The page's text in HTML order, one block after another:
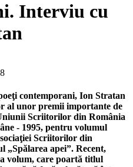
Interviu cu
contemporani, Ion Stratan
al unor premii importante de
Scriitorilor din România
- 1995, pentru volumul
Scriitorilor din
„Spălarea apei”. Recent,
volum, care poartă titlul